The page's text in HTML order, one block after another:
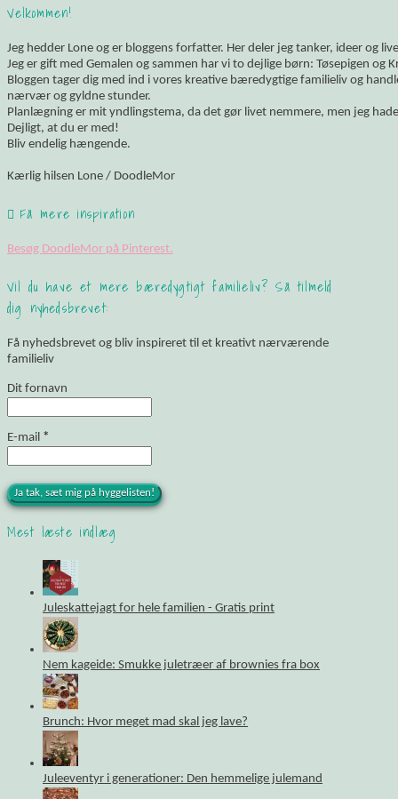
Velkommen!
Jeg hedder Lone og er bloggens forfatter. Her deler jeg tanker, ideer og
Jeg er gift med Gemalen og sammen har vi to dejlige børn: Tøsepigen og
Bloggen tager dig med ind i vores kreative bæredygtige familieliv og
nærvær og gyldne stunder.
Planlægning er mit yndlingstema, da det gør livet nemmere, men jeg
Dejligt, at du er med!
Bliv endelig hængende.
Kærlig hilsen Lone / DoodleMor
Få mere inspiration
Besøg DoodleMor på Pinterest.
Vil du have et mere bæredygtigt familieliv? Så tilmeld
dig nyhedsbrevet:
Få nyhedsbrevet og bliv inspireret til et kreativt nærværende
familieliv
Dit fornavn
E-mail *
Mest læste indlæg
Juleskattejagt for hele familien - Gratis print
Nem kageide: Smukke juletræer af brownies fra box
Brunch: Hvor meget mad skal jeg lave?
Juleeventyr i generationer: Den hemmelige julemand